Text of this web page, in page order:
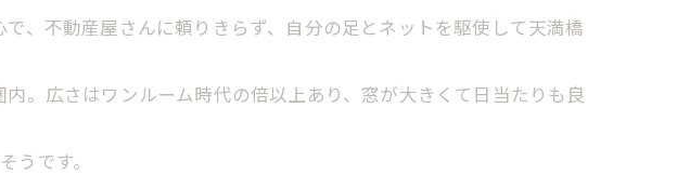
、不動産屋さんに頼りきらず、自分の足とネットを駆使して天満橋
。広さはワンルーム時代の倍以上あり、窓が大きくて日当たりも良
うです。